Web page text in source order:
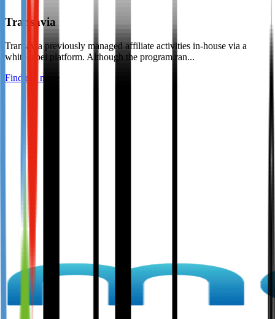
Transavia
Transavia previously managed affiliate activities in-house via a
white label platform. Although the program ran...
Find out more